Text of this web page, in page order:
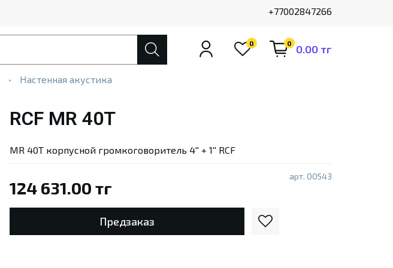
+77002847266
0 0 0.00 тг
Настенная акустика
арт. 00543
RCF MR 40T
124 631.00 тг
Предзаказ
MR 40T корпусной громкоговоритель 4'' + 1'' RCF